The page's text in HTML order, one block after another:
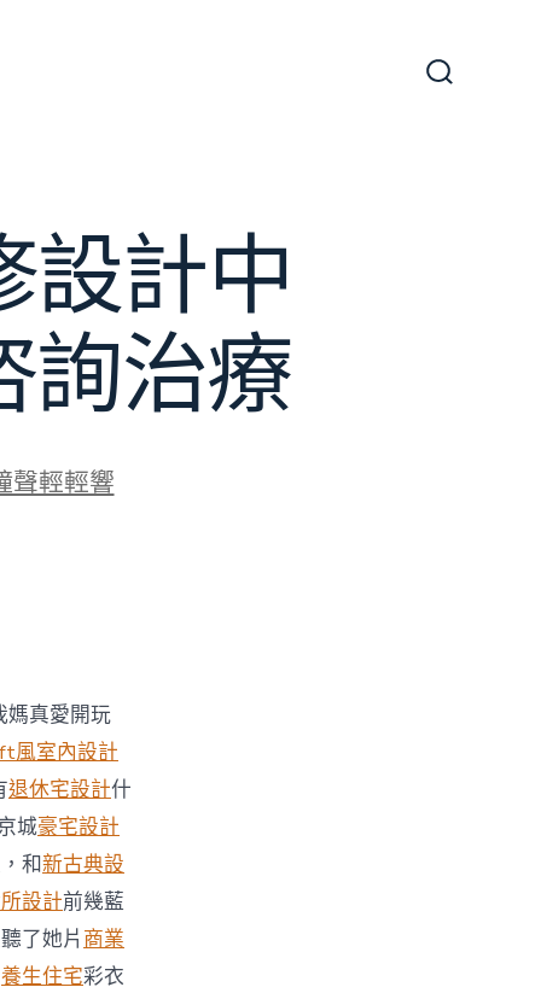
設計中
詢治療
聲輕輕響
媽真愛開玩
風室內設計
退休宅設計什
城豪宅設計
和新古典設
設計前幾藍
了她片 商業
養生住宅彩衣